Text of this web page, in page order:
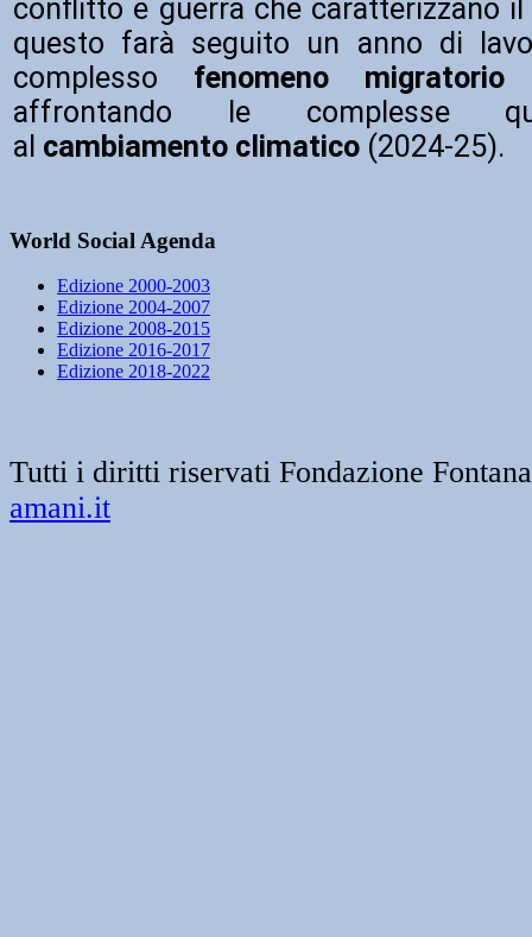
conflitto e guerra che caratterizzano
questo farà seguito un anno di
complesso fenomeno migratorio
affrontando le complesse
al cambiamento climatico (2024-25).
World Social Agenda
Edizione 2000-2003
Edizione 2004-2007
Edizione 2008-2015
Edizione 2016-2017
Edizione 2018-2022
Tutti i diritti riservati Fondazione
amani.it